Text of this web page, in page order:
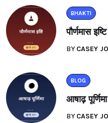
BHAKTI
पौर्णमास
BY CASEY
BLOG
आषाढ़
BY CASEY